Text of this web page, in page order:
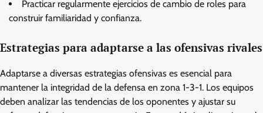
Practicar regularmente ejercicios de cambio de roles para
construir familiaridad y confianza.
Estrategias para adaptarse a las ofensivas rivales
Adaptarse a diversas estrategias ofensivas es esencial para
mantener la integridad de la defensa en zona 1-3-1. Los equipos
deben analizar las tendencias de los oponentes y ajustar su